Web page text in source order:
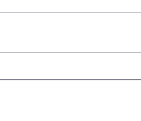
หนังสือ "วิช